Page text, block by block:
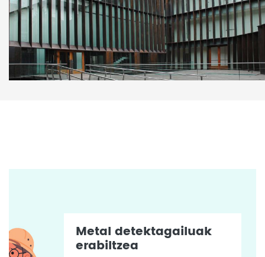
Metal detektagailuak
erabiltzea